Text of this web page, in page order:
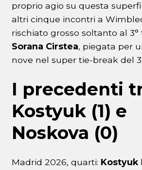
proprio agio su questa
altri cinque incontri a
rischiato grosso soltanto al
Sorana Cirstea, piegata per
nove nel super tie-break del
I precedenti
Kostyuk (1) e
Noskova (0)
Madrid 2026, quarti: Kostyuk